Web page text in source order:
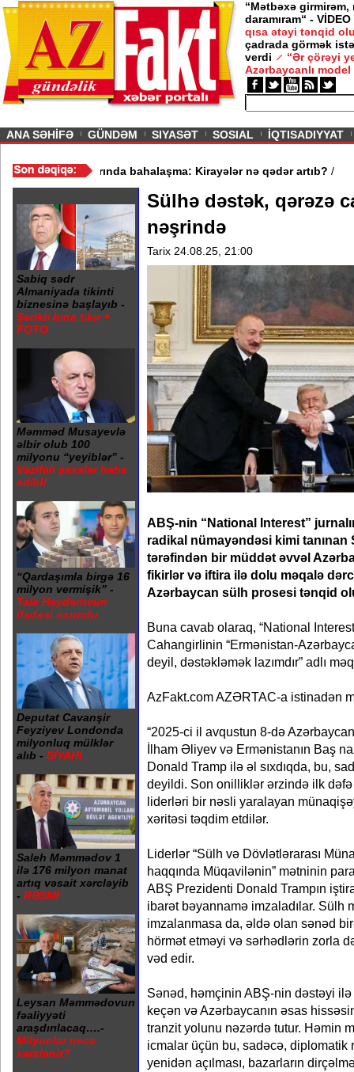
“Mətbəxə girmirəm,
daramıram“ - VİDEO
qısa ətəyi tənqid
çadrada görmək
verdi
“Ər çörəyi
Azərbaycanlı model
ANA SƏHİFƏ GÜNDƏM SIYASƏT SOSIAL İQTISADIYYAT
atdı - VİDEO Mənzil bazarında bahalaşma: Kirayələr nə qədər
Sabiq sədr
Almaniyada tikinti
biznesinə başlayıb -
Şərikli bina tikir +
FOTO
Məmməd Musayevlə
əlbir olub 100
milyonu “yeyiblər” -
Vəzifəli şəxslər həbs
edildi
“Qardaşımla birgə 16
milyon vermişik” -
Tale Heydərovun
ifadəsi oxundu
Deputat Cavanşir
Feyziyev Londonda
milyonluq mülklər
alıb - SİYAHI
Saleh Məmmədov 1
ilə 176 milyon manat
artıq vəsait xərcləyib
- RƏSMİ
Leysan Məmmədovun
fəaliyyəti
araşdırılacaq….-
Milyonlar necə
xərclənir?
Sülhə dəstək, qərəzə
nəşrində
Tarix 24.08.25, 21:00
ABŞ-nin “National Interest”
radikal nümayəndəsi kimi tanınan
tərəfindən bir müddət əvvəl
fikirlər və iftira ilə dolu məqalə
Azərbaycan sülh prosesi tənqid
Buna cavab olaraq, “National
Cahangirlinin “Ermənistan-
deyil, dəstəkləmək lazımdır” adlı
AzFakt.com AZƏRTAC-a istinadən
“2025-ci il avqustun 8-də
İlham Əliyev və Ermənistanın Baş
Donald Tramp ilə əl sıxdıqda, bu,
deyildi. Son onilliklər ərzində ilk
liderləri bir nəsli yaralayan
xəritəsi təqdim etdilər.
Liderlər “Sülh və Dövlətlərarası
haqqında Müqavilənin” mətninin
ABŞ Prezidenti Donald Trampın
ibarət bəyannamə imzaladılar. Sülh
imzalanmasa da, əldə olan sənəd
hörmət etməyi və sərhədlərin zorla
vəd edir.
Sənəd, həmçinin ABŞ-nin dəstəyi
keçən və Azərbaycanın əsas
tranzit yolunu nəzərdə tutur. Həmin
icmalar üçün bu, sadəcə, diplomatik
yenidən açılması, bazarların